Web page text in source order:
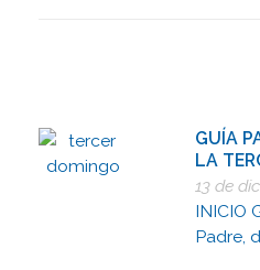
GUÍA
LA
13 de
INICIO
Padre,